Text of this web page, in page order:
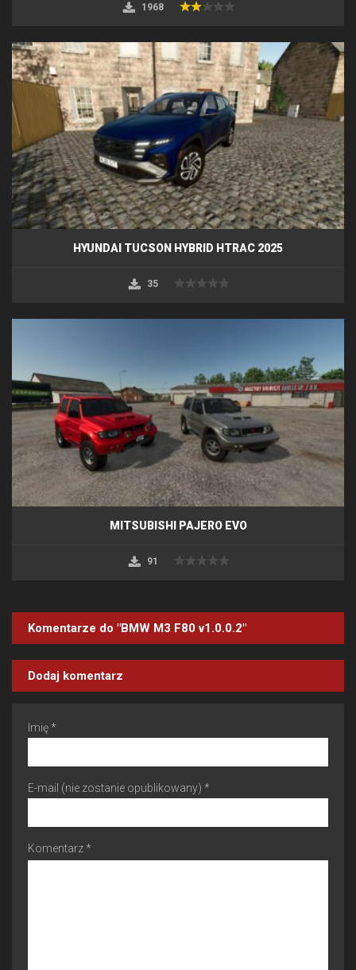
1968
HYUNDAI TUCSON HYBRID HTRAC 2025
35
MITSUBISHI PAJERO EVO
91
Komentarze do "BMW M3 F80 v1.0.0.2"
Dodaj komentarz
Imię *
E-mail (nie zostanie opublikowany) *
Komentarz *